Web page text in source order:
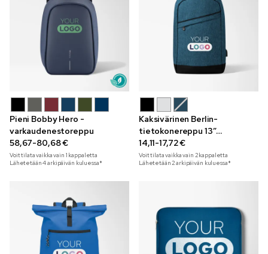
Pieni Bobby Hero -
varkaudenestoreppu
58,67-80,68 €
Voit tilata vaikka vain 1 kappaletta
Lähetetään 4 arkipäivän kuluessa*
Kaksivärinen Berlin-
tietokonereppu 13”
moniväripainatuksella
14,11-17,72 €
Voit tilata vaikka vain 2kappaletta
Lähetetään 2 arkipäivän kuluessa*